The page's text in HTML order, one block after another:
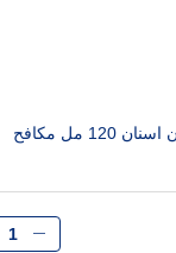
سيجنال معجون اسنان 120 مل مكافح
الكمية